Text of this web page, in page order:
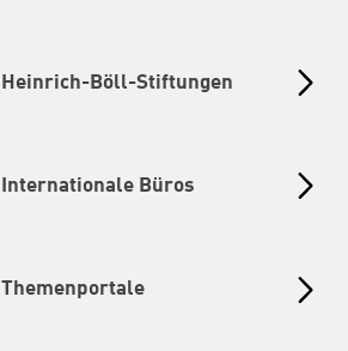
Heinrich-Böll-Stiftungen
Internationale Büros
Themenportale